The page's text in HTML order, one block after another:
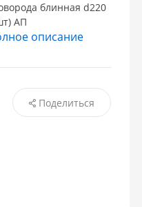
блинная d220
АП
описание
Поделиться